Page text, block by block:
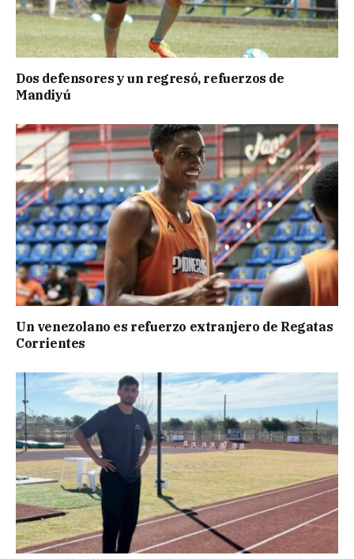
Dos defensores y un regresó, refuerzos de
Mandiyú
Un venezolano es refuerzo extranjero de Regatas
Corrientes